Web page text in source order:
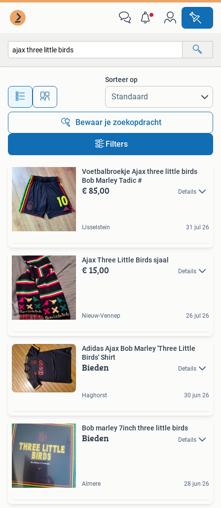
Alle afstanden…
Sorteer op
Bewaar je zoekopdracht
Filters
Voetbalbroekje Ajax three little birds
Bob Marley Tadic #
€ 85,00 Details
IJsselstein 31 jul 26
Ajax Three Little Birds sjaal
€ 15,00 Details
Nieuw-Vennep 26 jul 26
Adidas Ajax Bob Marley 'Three Little
Birds' Shirt
Bieden Details
Haghorst 30 jun 26
Bob marley 7inch three little birds
Bieden Details
Almere 28 jun 26